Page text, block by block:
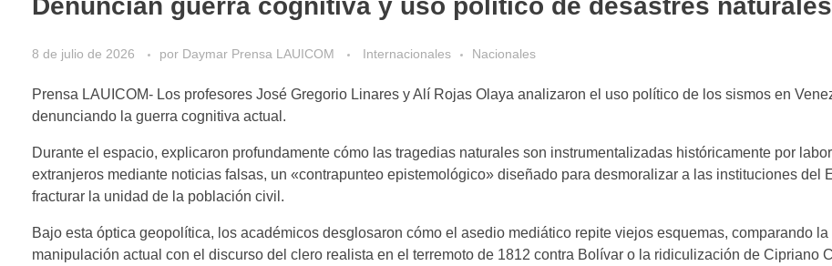
Denuncian guerra cognitiva y uso político de desastres naturales
8 de julio de 2026 por Daymar Prensa LAUICOM Internacionales Nacionales
Prensa LAUICOM- ​Los profesores José Gregorio Linares y Alí Rojas Olaya analizaron el uso político de los sismos en
denunciando la guerra cognitiva actual.
Durante el espacio, explicaron profundamente cómo las tragedias naturales son instrumentalizadas históricamente por
extranjeros mediante noticias falsas, un «contrapunteo epistemológico» diseñado para desmoralizar a las instituciones del
fracturar la unidad de la población civil.
Bajo esta óptica geopolítica, los académicos desglosaron cómo el asedio mediático repite viejos esquemas, comparando la
manipulación actual con el discurso del clero realista en el terremoto de 1812 contra Bolívar o la ridiculización de Cipriano